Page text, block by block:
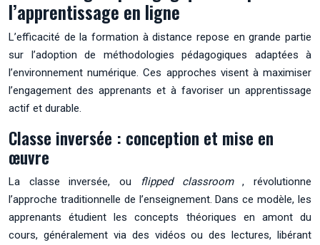
l’apprentissage en ligne
L’efficacité de la formation à distance repose en grande partie
sur l’adoption de méthodologies pédagogiques adaptées à
l’environnement numérique. Ces approches visent à maximiser
l’engagement des apprenants et à favoriser un apprentissage
actif et durable.
Classe inversée : conception et mise en
œuvre
La classe inversée, ou flipped classroom, révolutionne
l’approche traditionnelle de l’enseignement. Dans ce modèle, les
apprenants étudient les concepts théoriques en amont du
cours, généralement via des vidéos ou des lectures, libérant